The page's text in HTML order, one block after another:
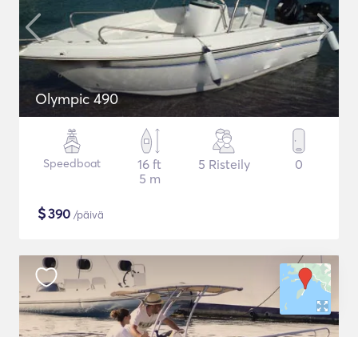
Olympic 490
Speedboat
16 ft
5 m
5 Risteily 0
$390 /päivä